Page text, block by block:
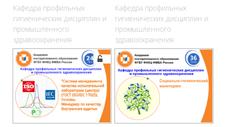
Кафедра профильных
гигиенических дисциплин и
промышленного
здравоохранения
Кафедра профильных
гигиенических дисциплин и
промышленного
здравоохранения